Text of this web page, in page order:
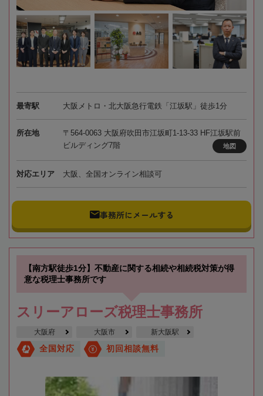
最寄駅 大阪メトロ・北大阪急行電鉄「江坂駅」徒歩1分
所在地
〒564-0063 大阪府吹田市江坂町1-13-33 HF江坂駅前
ビルディング7階
地図
対応エリア 大阪、全国オンライン相談可
事務所にメールする
【南方駅徒歩1分】不動産に関する相続や相続税対策が得
意な税理士事務所です
スリーアローズ税理士事務所
大阪府 大阪市 新大阪駅
全国対応 初回相談無料